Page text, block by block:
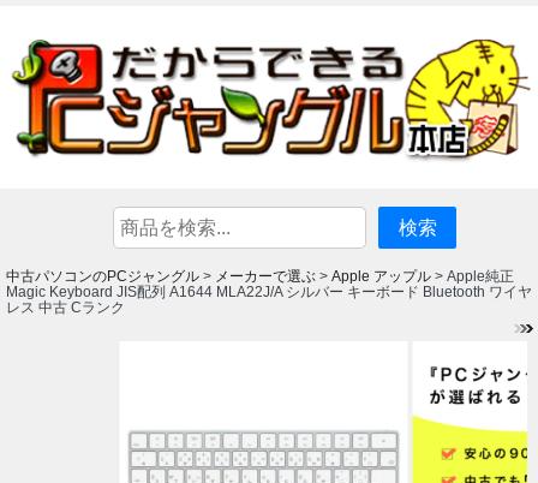
中古パソコンのPCジャングル > メーカーで選ぶ > Apple アップル > Apple純正
Magic Keyboard JIS配列 A1644 MLA22J/A シルバー キーボード Bluetooth ワイヤ
レス 中古 Cランク